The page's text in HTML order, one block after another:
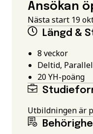
Ansökan
Nästa start 19
Längd &
8 veckor
Deltid,
20YH-poäng
Utbildningen är